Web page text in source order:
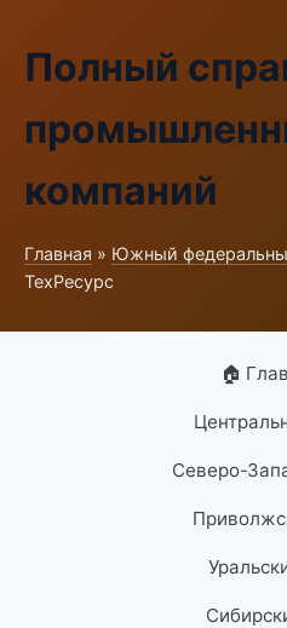
Полный
компаний
Главная » Южный
ТехРесурс
🏠
Северо-